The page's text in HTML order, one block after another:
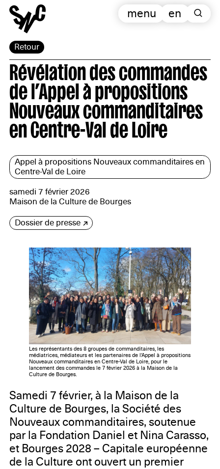
Retour
en
menu
Révélation des commandes
de l’Appel à propositions
Nouveaux commanditaires
en Centre-Val de Loire
Appel à propositions Nouveaux commanditaires en
Centre-Val de Loire
samedi 7 février 2026
Maison de la Culture de Bourges
Dossier de presse
Les représentants des 8 groupes de commanditaires, les
médiatrices, médiateurs et les partenaires de l'Appel à propositions
Nouveaux commanditaires en Centre-Val de Loire, pour le
lancement des commandes le 7 février 2026 à la Maison de la
Culture de Bourges.
Samedi 7 février, à la Maison de la
Culture de Bourges, la Société des
Nouveaux commanditaires, soutenue
par la Fondation Daniel et Nina Carasso,
et Bourges 2028 – Capitale européenne
de la Culture ont ouvert un premier